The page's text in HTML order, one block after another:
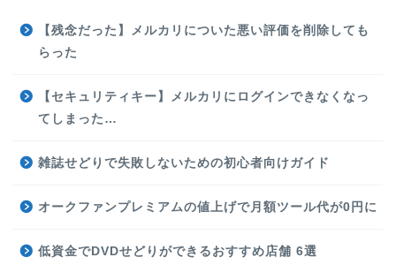
【残念だった】メルカリについた悪い評価を削除しても
らった
【セキュリティキー】メルカリにログインできなくなっ
てしまった…
雑誌せどりで失敗しないための初心者向けガイド
オークファンプレミアムの値上げで月額ツール代が0円に
低資金でDVDせどりができるおすすめ店舗 6選